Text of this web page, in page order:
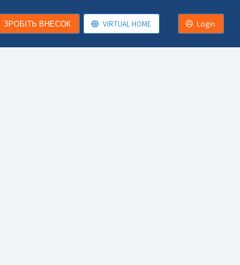
ЗРОБІТЬ ВНЕСОК VIRTUAL HOME Login